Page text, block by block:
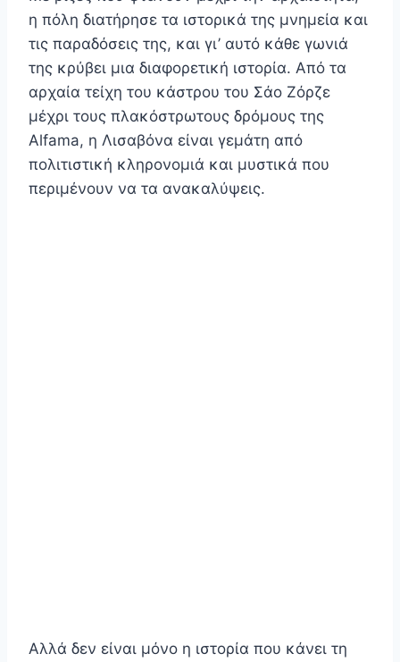
η πόλη διατήρησε τα ιστορικά της μνημεία και
τις παραδόσεις της, και γι’ αυτό κάθε γωνιά
της κρύβει μια διαφορετική ιστορία. Από τα
αρχαία τείχη του κάστρου του Σάο Ζόρζε
μέχρι τους πλακόστρωτους δρόμους της
Alfama, η Λισαβόνα είναι γεμάτη από
πολιτιστική κληρονομιά και μυστικά που
περιμένουν να τα ανακαλύψεις.
Αλλά δεν είναι μόνο η ιστορία που κάνει τη